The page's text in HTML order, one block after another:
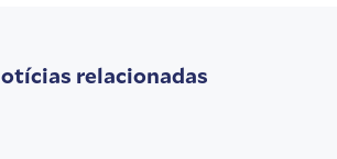
relacionadas